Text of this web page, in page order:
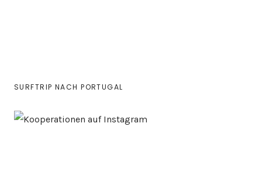
SURFTRIP NACH PORTUGAL